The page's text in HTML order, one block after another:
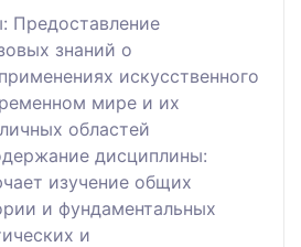
Предоставление
знаний о
искусственного
мире и их
областей
дисциплины:
изучение общих
и фундаментальных
и